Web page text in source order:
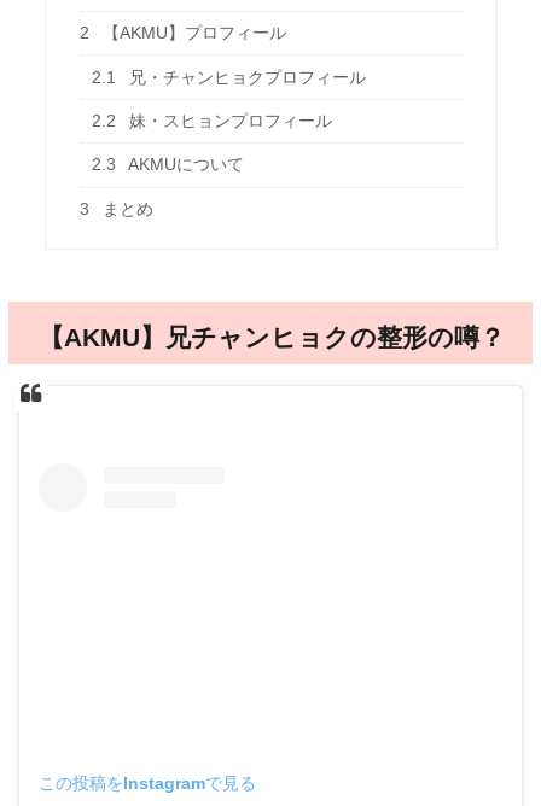
2 【AKMU】プロフィール
2.1 兄・チャンヒョクプロフィール
2.2 妹・スヒョンプロフィール
2.3 AKMUについて
3 まとめ
【AKMU】兄チャンヒョクの整形の噂？
この投稿をInstagramで見る